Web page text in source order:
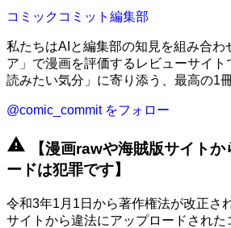
コミックコミット編集部
私たちはAIと編集部の知見を組み合わ
ア」で漫画を評価するレビューサイト
読みたい気分」に寄り添う、最高の1
@comic_commit をフォロー
warning 【漫画rawや海賊版サイトか
ードは犯罪です】
令和3年1月1日から著作権法が改正さ
サイトから違法にアップロードされ